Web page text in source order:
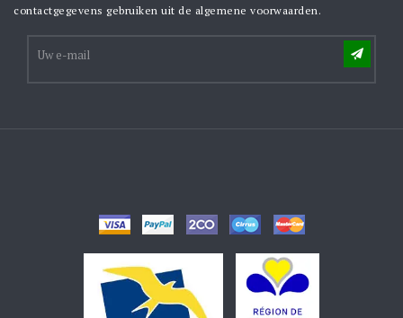
contactgegevens gebruiken uit de algemene voorwaarden.